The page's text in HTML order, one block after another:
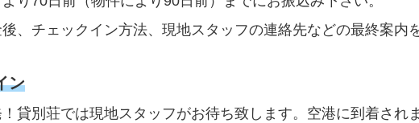
、チェックイン方法、現地スタッフの連絡先などの最終案内
ン
貸別荘では現地スタッフがお待ち致します。空港に到着され